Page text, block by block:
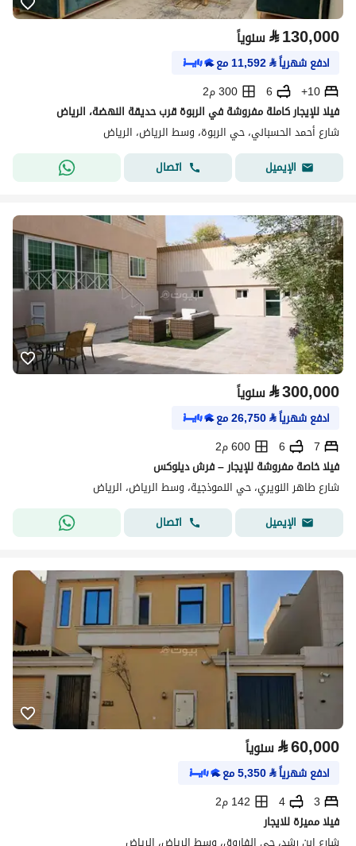
⃁130,000 سنوياً
ادفع شهرياً⃁
11,592مع
10+
6
300 م2
فيلا للإيجار كاملة مفروشة في الربوة قرب حديقة النهضة، الرياض
شارع أحمد الحسباني، حي الربوة، وسط الرياض، الرياض
الإيميل
اتصال
⃁300,000 سنوياً
ادفع شهرياً⃁
26,750مع
7
6
600 م2
فيلا خاصة مفروشة للإيجار – فرش ديلوكس
شارع طاهر النويري، حي النموذجية، وسط الرياض، الرياض
الإيميل
اتصال
⃁60,000 سنوياً
ادفع شهرياً⃁
5,350مع
3
4
142 م2
فيلا مميزة للايجار